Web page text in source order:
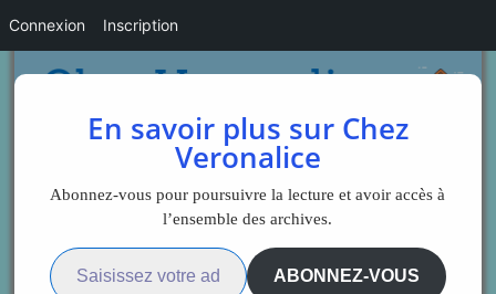
Sidebar
En savoir plus sur Chez
Veronalice
Abonnez-vous pour poursuivre la lecture et avoir accès à
l’ensemble des archives.
Saisissez votre adresse e-mail…
ABONNEZ-VOUS
Connexion Inscription